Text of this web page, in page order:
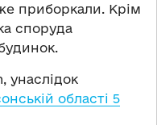
приборкали. Крім
споруда
унаслідок
області 5